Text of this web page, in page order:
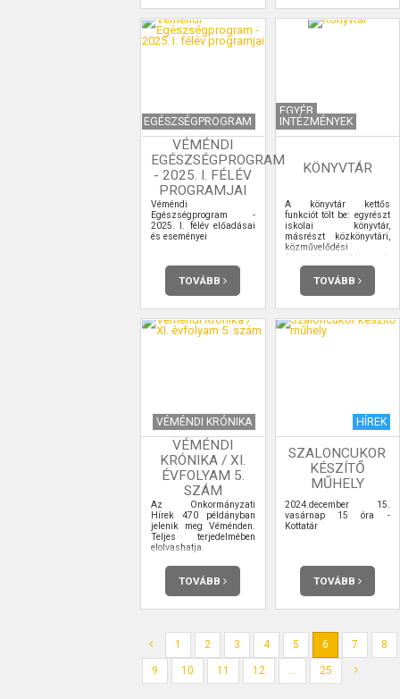
EGÉSZSÉGPROGRAM
VÉMÉNDI
EGÉSZSÉGPROGRAM
- 2025. I. FÉLÉV
PROGRAMJAI
Véméndi
Egészségprogram -
2025. I. félév előadásai
és eseményei
TOVÁBB
EGYÉB
INTÉZMÉNYEK
KÖNYVTÁR
A könyvtár kettős
funkciót tölt be: egyrészt
iskolai könyvtár,
másrészt közkönyvtári,
közművelődési
feladatokat lát el.
Gyűjteményünk úgy
alakítjuk, hogy mindkét
hogy mint általános
gyűjtőkörű nyilvános
könyvtár a lakosság
dokumentumok mellett
gyűjtjük, tároljuk,
nyilvántartjuk, feltárjuk
és szolgáltatjuk a nem
nyomdai úton előállított
audiovizuális,
számítástechnikai
TOVÁBB
VÉMÉNDI KRÓNIKA
VÉMÉNDI
KRÓNIKA / XI.
ÉVFOLYAM 5.
SZÁM
Az Önkormányzati
Hírek 470 példányban
jelenik meg Véménden.
Teljes terjedelmében
elolvashatja.
TOVÁBB
HÍREK
SZALONCUKOR
KÉSZÍTŐ
MŰHELY
2024.december 15.
vasárnap 15 óra -
Kottatár
TOVÁBB
1 2 3 4 5 6 7 8
9 10 11 12 ... 25